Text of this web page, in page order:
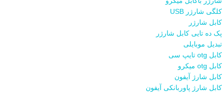
کلگی شارژر USB
کابل شارژر
پک ده تایی کابل شارژر
تبدیل موبایلی
کابل otg تایپ سی
کابل otg میکرو
کابل شارژ آیفون
کابل شارژ پاوربانکی آیفون